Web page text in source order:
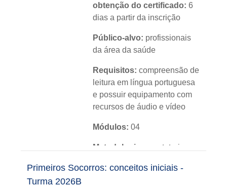
obtenção do certificado:6
dias a partir da inscrição
Público-alvo: profissionais
da área da saúde
Requisitos:compreensão de
leitura em língua portuguesa
e possuir equipamento com
recursos de áudio e vídeo
Módulos: 04
Metodologia: sem tutoria
Instituição:IFRS
Primeiros Socorros: conceitos iniciais -
Turma 2026B